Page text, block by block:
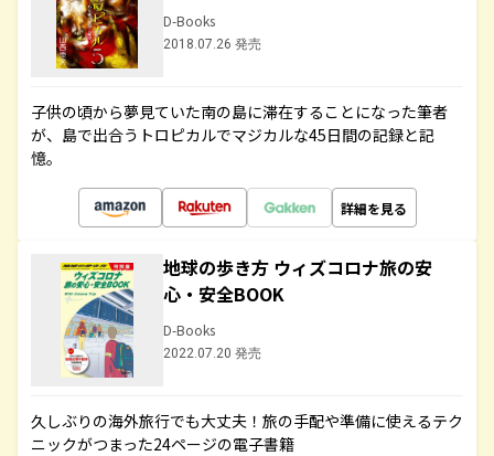
D-Books
2018.07.26 発売
子供の頃から夢見ていた南の島に滞在することになった筆者
が、島で出合うトロピカルでマジカルな45日間の記録と記
憶。
詳細を見る
地球の歩き方 ウィズコロナ旅の安
心・安全BOOK
D-Books
2022.07.20 発売
久しぶりの海外旅行でも大丈夫！旅の手配や準備に使えるテク
ニックがつまった24ページの電子書籍